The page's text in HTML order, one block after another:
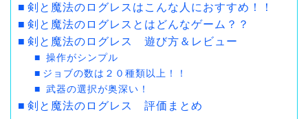
剣と魔法のログレスはこんな人におすすめ！！
剣と魔法のログレスとはどんなゲーム？？
剣と魔法のログレス 遊び方＆レビュー
操作がシンプル
ジョブの数は２０種類以上！！
武器の選択が奥深い！
剣と魔法のログレス 評価まとめ